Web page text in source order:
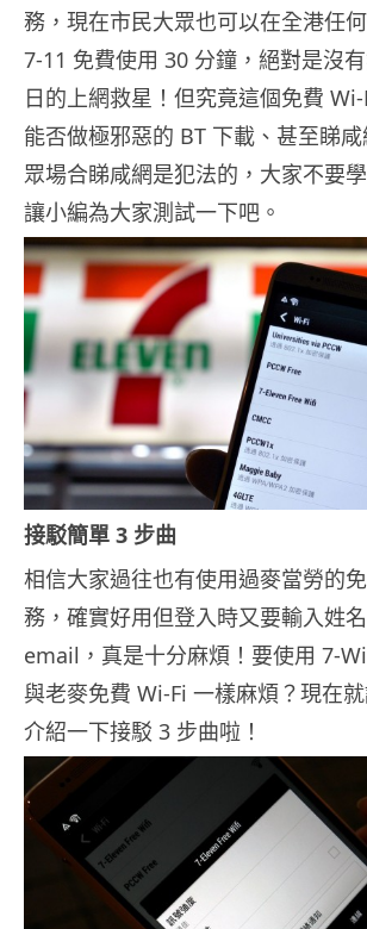
務，現在市民大眾也可以在全港任
7-11 免費使用 30 分鐘，絕對是沒
日的上網救星！但究竟這個免費
能否做極邪惡的 BT 下載、甚至睇
眾場合睇咸網是犯法的，大家不要
讓小編為大家測試一下吧。
接駁簡單 3 步曲
相信大家過往也有使用過麥當勞的
務，確實好用但登入時又要輸入姓
email，真是十分麻煩！要使用 7-
與老麥免費 Wi-Fi 一樣麻煩？現在
介紹一下接駁 3 步曲啦！